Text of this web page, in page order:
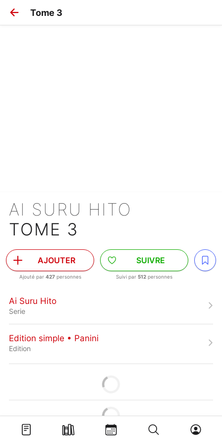
Tome 3
AI SURU HITO
TOME 3
AJOUTER
Ajouté par 427personnes
SUIVRE
Suivi par 512 personnes
Ai Suru Hito
Serie
Edition simple • Panini
Edition